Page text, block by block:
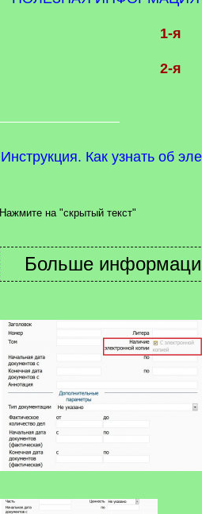
1-я
2-я
Инструкция. Как узнать об
Нажмите на "скрытый текст"